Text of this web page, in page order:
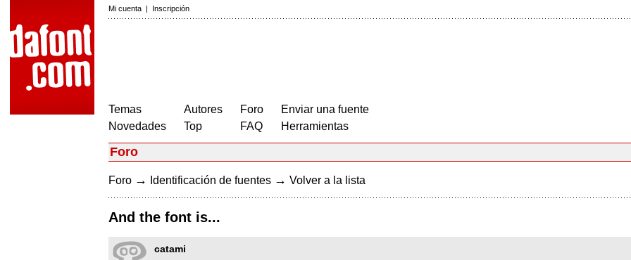
Mi cuenta | Inscripción
Temas
Novedades
Autores
Top
Foro
FAQ
Enviar una fuente
Herramientas
Foro
Foro → Identificación de fuentes → Volver a la lista
And the font is...
catami